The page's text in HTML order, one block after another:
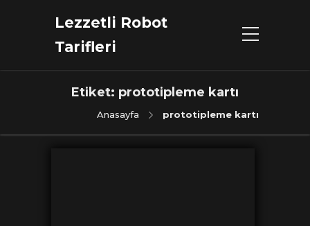
Lezzetli Robot
Tarifleri
Etiket: prototipleme kartı
Anasayfa prototipleme kartı